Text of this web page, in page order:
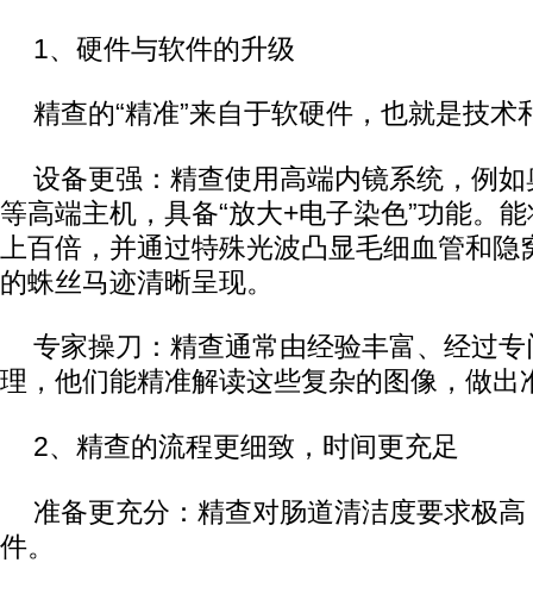
1、硬件与软件的升级
精查的“精准”来自于软硬件，也就是技术
设备更强：精查使用高端内镜系统，例
等高端主机，具备“放大+电子染色”功能。
上百倍，并通过特殊光波凸显毛细血管和
的蛛丝马迹清晰呈现。
专家操刀：精查通常由经验丰富、经过
理，他们能精准解读这些复杂的图像，做出
2、精查的流程更细致，时间更充足
准备更充分：精查对肠道清洁度要求极
件。